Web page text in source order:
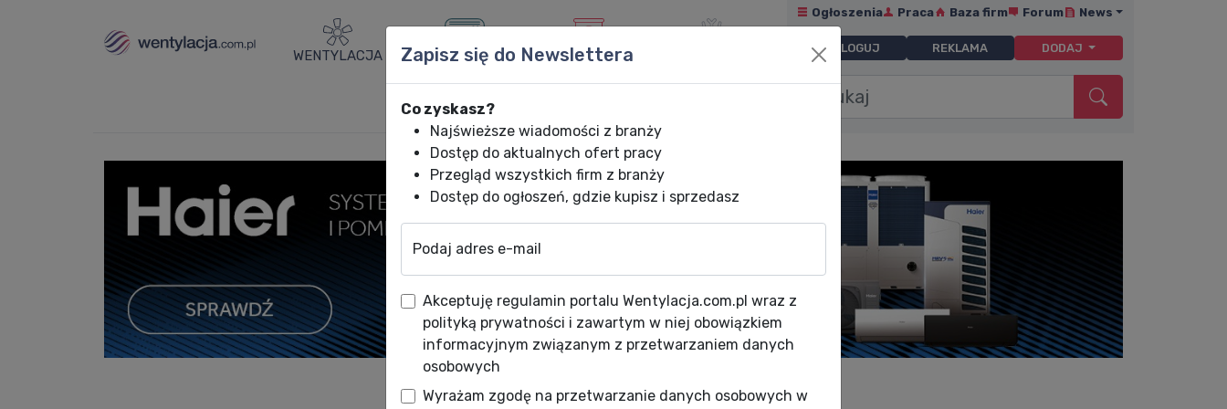
WENTYLACJA KLIMATYZACJA OGRZEWANIE
Ogłoszenia Praca Baza firm Forum News
ZALOGUJ REKLAMA DODAJ
Zapisz się do Newslettera
Co zyskasz?
Najświeższe wiadomości z branży
Dostęp do aktualnych ofert pracy
Przegląd wszystkich firm z branży
Dostęp do ogłoszeń, gdzie kupisz i sprzedasz
Podaj adres e-mail
Akceptuję regulamin portalu Wentylacja.com.pl wraz z
polityką prywatności i zawartym w niej obowiązkiem
informacyjnym związanym z przetwarzaniem danych
osobowych
Wyrażam zgodę na przetwarzanie danych osobowych w